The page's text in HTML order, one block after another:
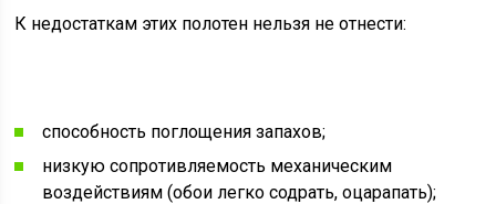
К недостаткам этих полотен нельзя не отнести:
способность поглощения запахов;
низкую сопротивляемость механическим
воздействиям (обои легко содрать, оцарапать);